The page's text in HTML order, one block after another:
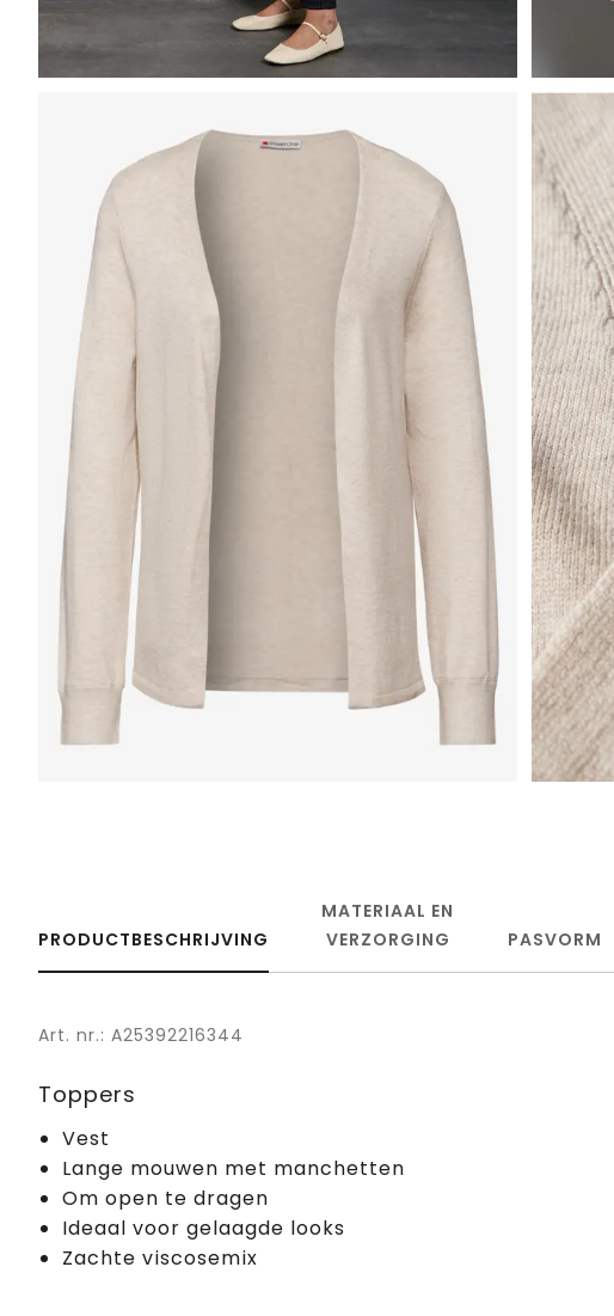
PRODUCTBESCHRIJVING
MATERIAAL EN
VERZORGING
PASVORM
Art. nr.: A25392216344
Toppers
Vest
Lange mouwen met manchetten
Om open te dragen
Ideaal voor gelaagde looks
Zachte viscosemix